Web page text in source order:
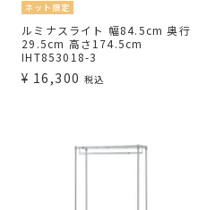
ネット限定
ルミナスライト 幅84.5cm 奥行
29.5cm 高さ174.5cm
IHT853018-3
¥ 16,300 税込